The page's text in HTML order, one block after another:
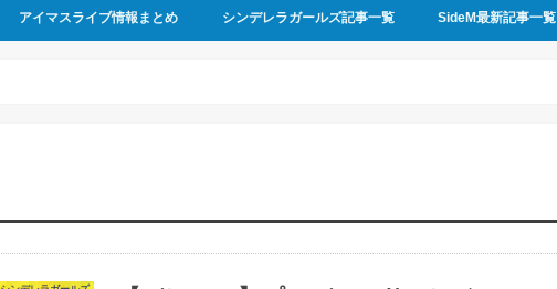
アイマスライブ情報まとめ シンデレラガールズ記事一覧 SideM最新記事一覧